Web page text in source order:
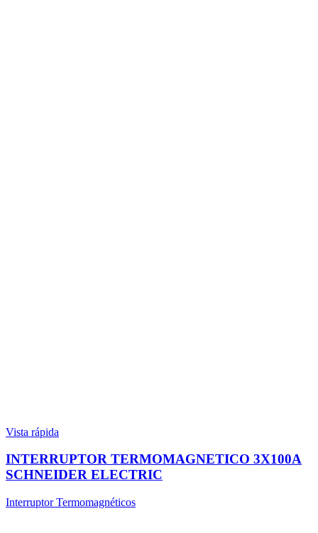
Vista rápida
INTERRUPTOR TERMOMAGNETICO 3X100A
SCHNEIDER ELECTRIC
Interruptor Termomagnéticos